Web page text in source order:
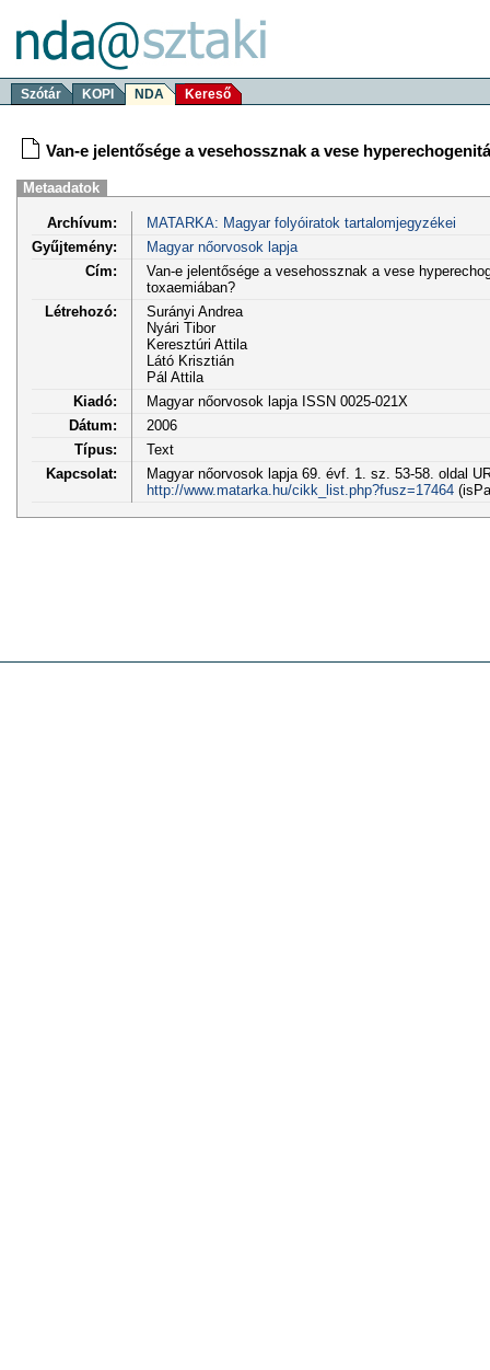
Szótár KOPI NDA Kereső
Van-e jelentősége a vesehossznak a vese
Metaadatok
Archívum:
MATARKA: Magyar folyóiratok tartalomjegyzékei
Gyűjtemény:
Magyar nőorvosok lapja
Cím:
Van-e jelentősége a vesehossznak a vese
toxaemiában?
Létrehozó:
Surányi Andrea
Nyári Tibor
Keresztúri Attila
Látó Krisztián
Pál Attila
Kiadó:
Magyar nőorvosok lapja ISSN 0025-021X
Dátum:
2006
Típus:
Text
Kapcsolat:
Magyar nőorvosok lapja 69. évf. 1. sz. 53-58. oldal
http://www.matarka.hu/cikk_list.php?fusz=17464